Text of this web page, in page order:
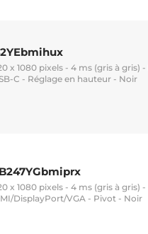
x 1080 pixels - 4 ms (gris à gris)
C - Réglage en hauteur - Noir
x 1080 pixels - 4 ms (gris à gris)
DisplayPort/VGA - Pivot - Noir